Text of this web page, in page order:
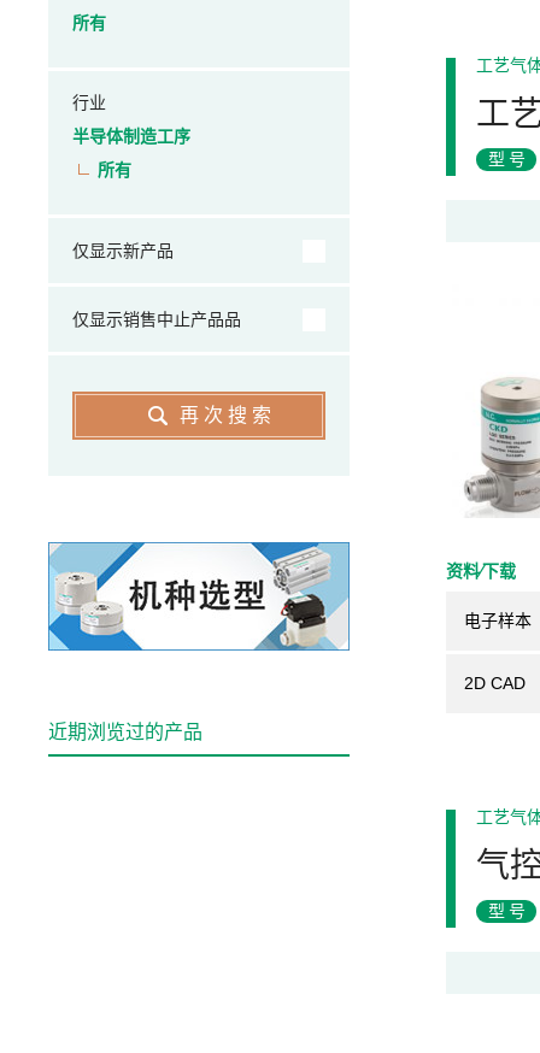
工艺气
工
型号
资料⁄下载
电子样本
2D CAD
工艺气
气
型号
所有
行业
半导体制造工序
所有
仅显示新产品
仅显示销售中止产品品
再次搜索
近期浏览过的产品